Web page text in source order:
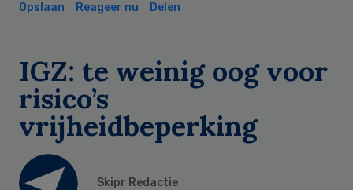
Opslaan Reageer nu Delen
IGZ: te weinig oog voor
risico’s
vrijheidbeperking
Skipr Redactie